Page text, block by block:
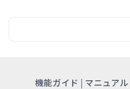
機能ガイド | マニュアル